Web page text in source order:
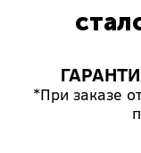
*При заказе